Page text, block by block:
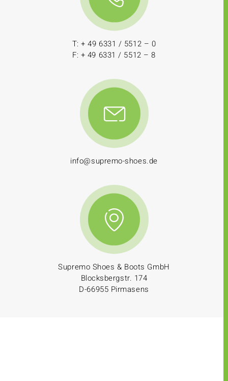
T: + 49 6331 / 5512 – 0
F: + 49 6331 / 5512 – 8
info@supremo-shoes.de
Supremo Shoes & Boots GmbH
Blocksbergstr. 174
D-66955 Pirmasens